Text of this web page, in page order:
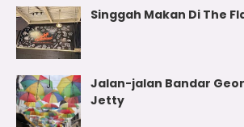
Singgah Makan Di The
Jalan-jalan Bandar
Jetty